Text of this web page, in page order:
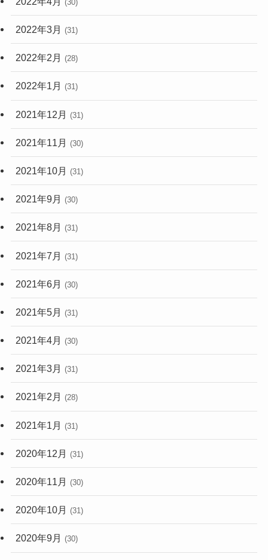
(30)
2022年3月 (31)
2022年2月 (28)
2022年1月 (31)
2021年12月 (31)
2021年11月 (30)
2021年10月 (31)
2021年9月 (30)
2021年8月 (31)
2021年7月 (31)
2021年6月 (30)
2021年5月 (31)
2021年4月 (30)
2021年3月 (31)
2021年2月 (28)
2021年1月 (31)
2020年12月 (31)
2020年11月 (30)
2020年10月 (31)
2020年9月 (30)